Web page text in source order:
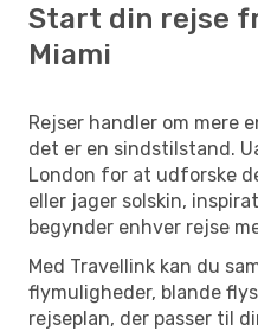
Start din rejse
Miami
Rejser handler om mere
det er en sindstilstand.
London for at udforske
eller jager solskin,
begynder enhver rejse
Med Travellink kan du
flymuligheder, blande
rejseplan, der passer til